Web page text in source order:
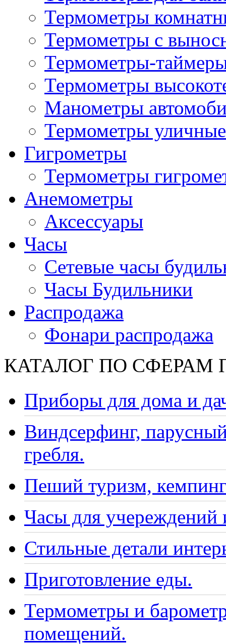
Термометры
Термометры с
Термометры-
Термометры
Манометры
Термометры уличные
Гигрометры
Термометры
Анемометры
Аксессуары
Часы
Сетевые часы
Часы Будильники
Распродажа
Фонари распродажа
КАТАЛОГ ПО СФЕРАМ
Приборы для дома и
Виндсерфинг,
гребля.
Пеший туризм,
Часы для учереждений
Стильные детали
Приготовление еды.
Термометры и
помещений.